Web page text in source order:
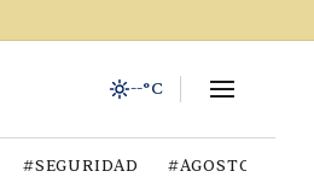
--°C
#SEGURIDAD #AGOSTO2026